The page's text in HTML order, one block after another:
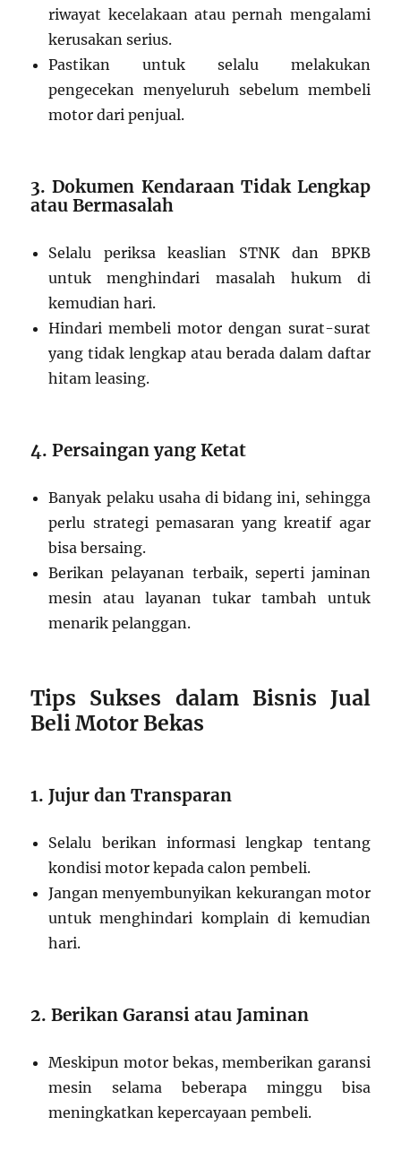
riwayat kecelakaan atau pernah mengalami
kerusakan serius.
Pastikan untuk selalu melakukan
pengecekan menyeluruh sebelum membeli
motor dari penjual.
3. Dokumen Kendaraan Tidak Lengkap
atau Bermasalah
Selalu periksa keaslian STNK dan BPKB
untuk menghindari masalah hukum di
kemudian hari.
Hindari membeli motor dengan surat-surat
yang tidak lengkap atau berada dalam daftar
hitam leasing.
4. Persaingan yang Ketat
Banyak pelaku usaha di bidang ini, sehingga
perlu strategi pemasaran yang kreatif agar
bisa bersaing.
Berikan pelayanan terbaik, seperti jaminan
mesin atau layanan tukar tambah untuk
menarik pelanggan.
Tips Sukses dalam Bisnis Jual
Beli Motor Bekas
1. Jujur dan Transparan
Selalu berikan informasi lengkap tentang
kondisi motor kepada calon pembeli.
Jangan menyembunyikan kekurangan motor
untuk menghindari komplain di kemudian
hari.
2. Berikan Garansi atau Jaminan
Meskipun motor bekas, memberikan garansi
mesin selama beberapa minggu bisa
meningkatkan kepercayaan pembeli.